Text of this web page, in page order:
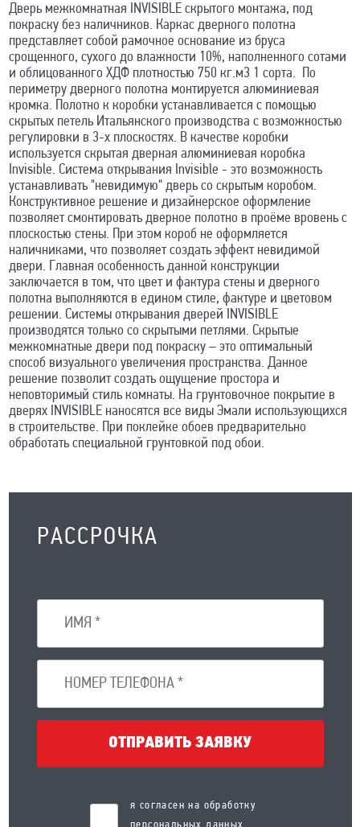
Дверь межкомнатная INVISIBLE скрытого монтажа, под
покраску без наличников. Каркас дверного полотна
представляет собой рамочное основание из бруса
срощенного, сухого до влажности 10%, наполненного сотами
и облицованного ХДФ плотностью 750 кг.м3 1 сорта. По
периметру дверного полотна монтируется алюминиевая
кромка. Полотно к коробки устанавливается с помощью
скрытых петель Итальянского производства с возможностью
регулировки в 3-х плоскостях. В качестве коробки
используется скрытая дверная алюминиевая коробка
Invisible. Система открывания Invisible - это возможность
устанавливать "невидимую" дверь со скрытым коробом.
Конструктивное решение и дизайнерское оформление
позволяет смонтировать дверное полотно в проёме вровень с
плоскостью стены. При этом короб не оформляется
наличниками, что позволяет создать эффект невидимой
двери. Главная особенность данной конструкции
заключается в том, что цвет и фактура стены и дверного
полотна выполняются в едином стиле, фактуре и цветовом
решении. Системы открывания дверей INVISIBLE
производятся только со скрытыми петлями. Скрытые
межкомнатные двери под покраску – это оптимальный
способ визуального увеличения пространства. Данное
решение позволит создать ощущение простора и
неповторимый стиль комнаты. На грунтовочное покрытие в
дверях INVISIBLE наносятся все виды Эмали использующихся
в строительстве. При поклейке обоев предварительно
обработать специальной грунтовкой под обои.
РАССРОЧКА
ОТПРАВИТЬ ЗАЯВКУ
я согласен на обработку